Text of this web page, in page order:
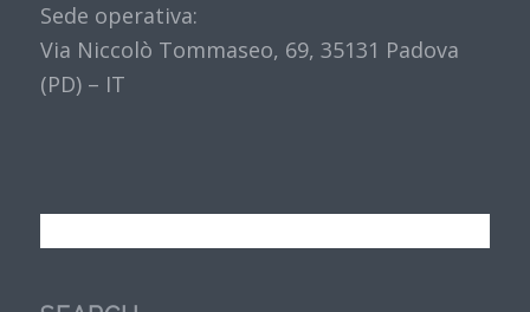
Sede operativa:
Via Niccolò Tommaseo, 69, 35131 Padova
(PD) – IT